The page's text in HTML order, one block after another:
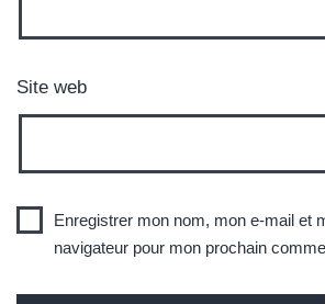
Site web
Enregistrer mon nom, mon e-mail et
navigateur pour mon prochain